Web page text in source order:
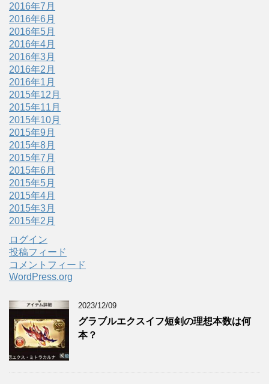
2016年7月
2016年6月
2016年5月
2016年4月
2016年3月
2016年2月
2016年1月
2015年12月
2015年11月
2015年10月
2015年9月
2015年8月
2015年7月
2015年6月
2015年5月
2015年4月
2015年3月
2015年2月
ログイン
投稿フィード
コメントフィード
WordPress.org
2023/12/09
グラブルエクスイフ短剣の理想本数は何
本？